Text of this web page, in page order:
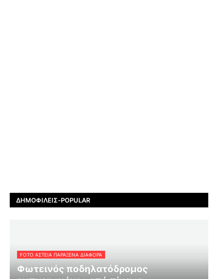
ΔΗΜΟΦΙΛΕΊΣ-POPULAR
FOTO ΑΣΤΕΙΑ ΠΑΡΑΞΕΝΑ ΔΙΑΦΟΡΑ
Φωτεινός ποδηλατόδρομος